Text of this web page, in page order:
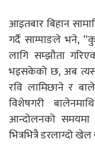
आइतबार बिहान
गर्दै साम्पाङले भने,
लागि सम्झौता
भइसकेको छ, अब
रवि लामिछाने र
विशेषगरी
आन्दोलनको
भित्रभित्रै डरलाग्दो